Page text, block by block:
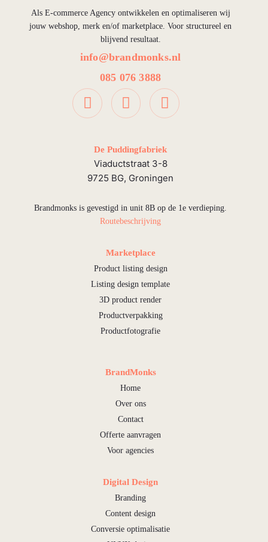
Als E-commerce Agency ontwikkelen en optimaliseren wij
jouw webshop, merk en/of marketplace. Voor structureel en
blijvend resultaat.
info@brandmonks.nl
085 076 3888
De Puddingfabriek
Viaductstraat 3-8
9725 BG, Groningen
Brandmonks is gevestigd in unit 8B op de 1e verdieping.
Routebeschrijving
Marketplace
Product listing design
Listing design template
3D product render
Productverpakking
Productfotografie
BrandMonks
Home
Over ons
Contact
Offerte aanvragen
Voor agencies
Digital Design
Branding
Content design
Conversie optimalisatie